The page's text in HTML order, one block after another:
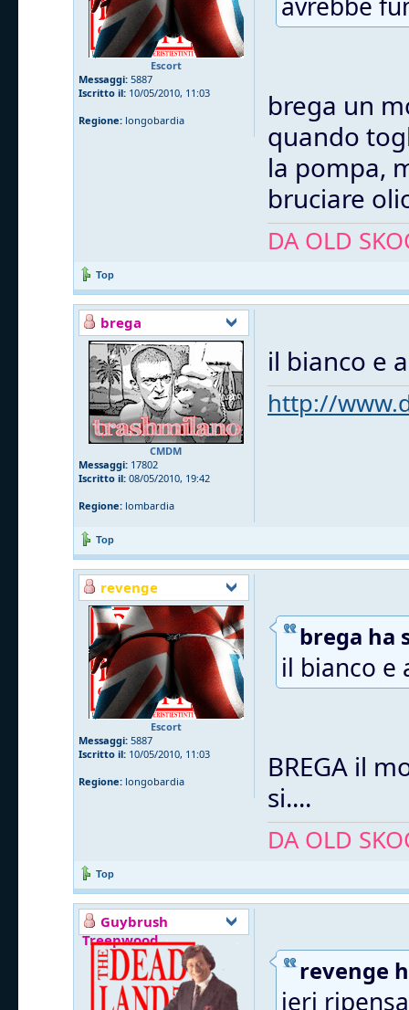
Escort
Messaggi: 5887
Iscritto il: 10/05/2010, 11:03
Regione: longobardia
brega un
quando
la pompa,
bruciare
DA OLD
Top
brega
CMDM
Messaggi: 17802
Iscritto il: 08/05/2010, 19:42
Regione: lombardia
il bianco e
http://
Top
revenge
Escort
Messaggi: 5887
Iscritto il: 10/05/2010, 11:03
Regione: longobardia
brega ha
il bianco e
BREGA il
si....
DA OLD
Top
Guybrush
Treepwood
revenge
ieri